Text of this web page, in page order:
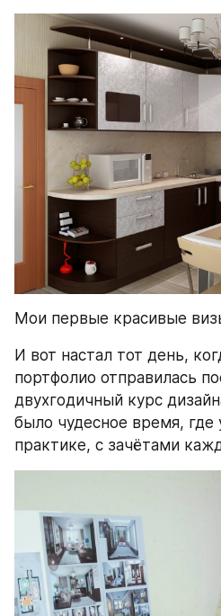
Мои первые красивые
И вот настал тот день,
портфолио отправилась
двухгодичный курс
было чудесное время, где
практике, с зачётами